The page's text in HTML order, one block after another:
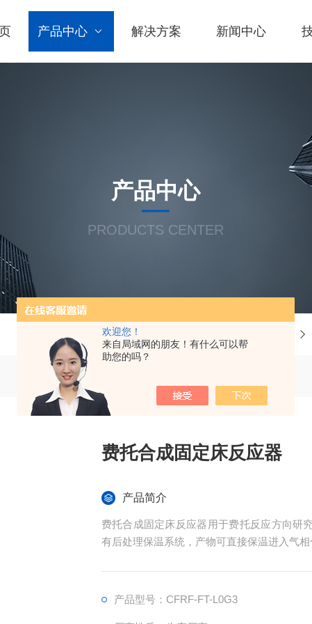
欢迎您！
来自局域网的朋友！有什么可以帮
助您的吗？
产品中心 解决方案 新闻中心
产品中心
PRODUCTS CENTER
费托合成固定床反应器
产品简介
费托合成固定床反应器用于费托反应方向研
有后处理保温系统，产物可直接保温进入气
产品型号：CFRF-FT-L0G3